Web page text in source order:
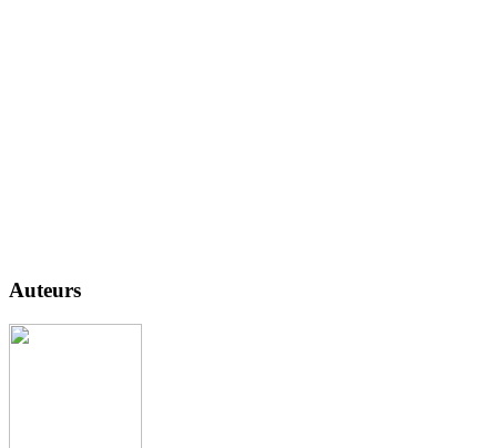
Auteurs